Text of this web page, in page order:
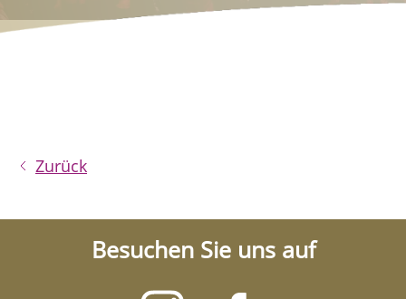
Zurück
Besuchen Sie uns auf
Besuchen
Besuchen